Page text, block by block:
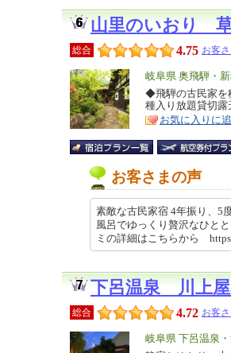
山里のいおり
総合 4.75 お客
エ
リ
ア
岐阜県 奥飛騨・
特
徴
◆飛騨の古民家を
種入り放題貸切露
お気に入りに
お客さまの声
素敵な古民家宿 4年振り、5
風呂でゆっくり贅沢なひと
ミの詳細はこちらから
下呂温泉 川上屋
総合 4.72 お客
エ
岐阜県 下呂温泉